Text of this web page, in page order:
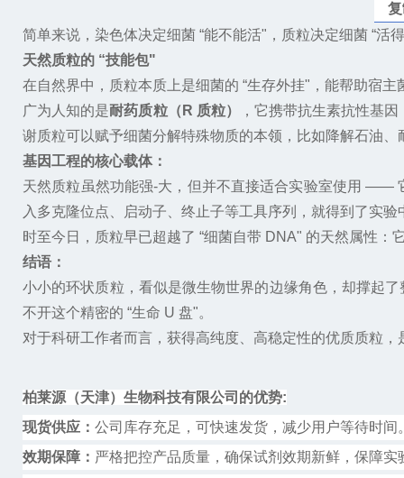
简单来说，染色体决定细菌 “能不能活" ，质粒决定细菌 “活
天然质粒的 “技能包"
在自然界中，质粒本质上是细菌的 “生存外挂" ，能帮助宿
广为人知的是耐药质粒（ R 质粒）
，它携带抗生素抗性基
谢质粒可以赋予细菌分解特殊物质的本领，比如降解石油
基因工程的核心载体：
天然质粒虽然功能强-大，但并不直接适合实验室使用 ——
入多克隆位点、启动子、终止子等工具序列，就得到了实
时至今日，质粒早已超越了 “细菌自带 DNA" 的天然属性：
结语 ：
小小的环状质粒，看似是微生物世界的边缘角色，却撑起
不开这个精密的 “生命 U 盘"。
对于科研工作者而言，获得高纯度、高稳定性的优质质粒
柏莱源（天津）生物科技有限公司的优势:
现货供应： 公司库存充足，可快速发货，减少用户等待时间
效期保障： 严格把控产品质量，确保试剂效期新鲜，保障实